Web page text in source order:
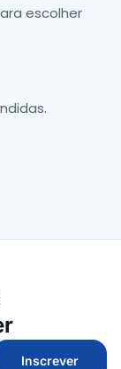
escolher
Inscrever